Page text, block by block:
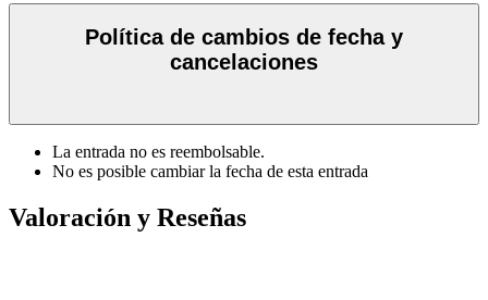
Política de cambios de fecha y
cancelaciones
La entrada no es reembolsable.
No es posible cambiar la fecha de esta entrada
Valoración y Reseñas